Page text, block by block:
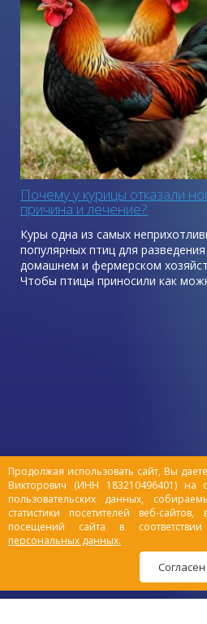
Продолжая использовать сайт, Вы
Викторович (ИНН 183210496401) на
пользовательских данных,
статистики посетителей веб-
посещений сайта в
персональных данных.
Согласен
Почему у курицы отказали
причина и лечение?
Куры одна из самых
популярных птиц для
домашнем и фермерском
Чтобы птицы приносили как